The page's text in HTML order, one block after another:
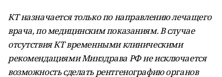
КТ назначается только по направлению лечащего
врача, по медицинским показаниям.В случае
отсутствия КТ временными клиническими
рекомендациями Минздрава РФ не исключается
возможность сделать рентгенографию органов